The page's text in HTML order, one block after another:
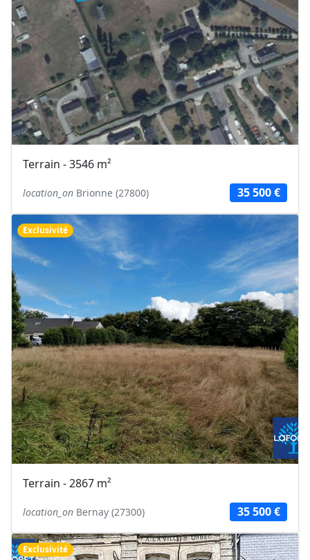
Terrain - 3546 m²
location_on Brionne (27800) 35 500 €
Exclusivité
Terrain - 2867 m²
location_on Bernay (27300) 35 500 €
Exclusivité